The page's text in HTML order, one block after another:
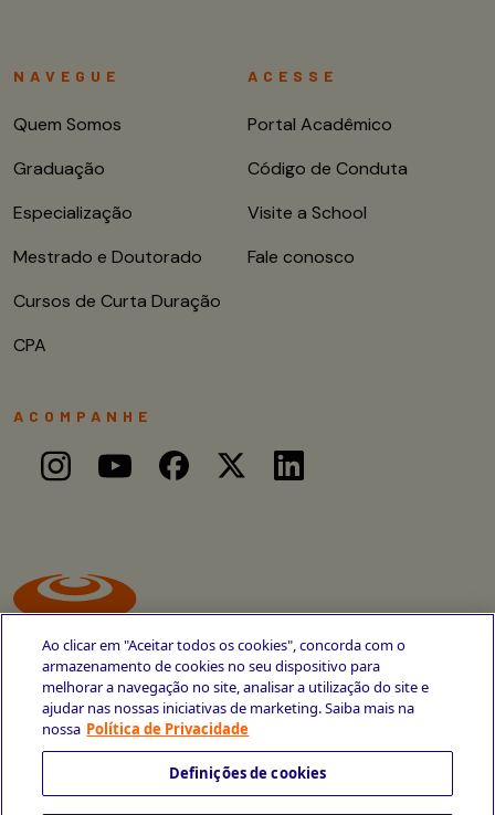
Avenida Cais do Apolo, 77
NAVEGUE
Quem Somos
Graduação
Especialização
Mestrado e Doutorado
Cursos de Curta Duração
CPA
ACESSE
Portal Acadêmico
Código de Conduta
Visite a School
Fale conosco
ACOMPANHE
Ao clicar em "Aceitar todos os cookies", concorda com o
armazenamento de cookies no seu dispositivo para
melhorar a navegação no site, analisar a utilização do site e
ajudar nas nossas iniciativas de marketing. Saiba mais na
nossa Política de Privacidade
Definições de cookies